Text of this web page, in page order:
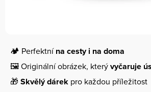
🏕️ Perfektnína cesty i na doma
🖼️ Originální obrázek, kterývyčaruje
🎁 Skvělý dárek pro každou příležitost